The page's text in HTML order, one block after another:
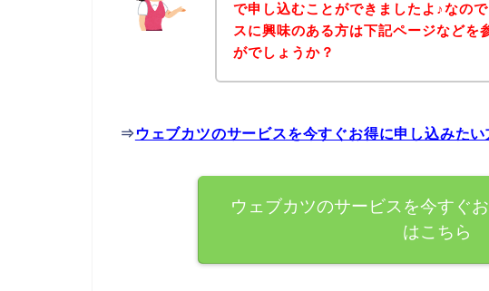
で申し込むことができましたよ♪なの
スに興味のある方は下記ページなどを
がでしょうか？
⇒ ウェブカツのサービスを今すぐお得に申し込みたい
ウェブカツのサービスを今すぐ
はこちら